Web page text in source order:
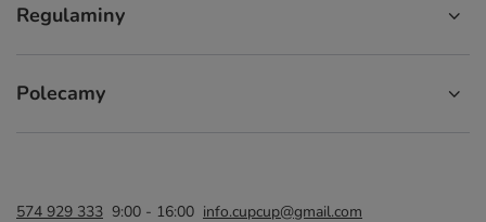
Regulaminy
Polecamy
574 929 333 9:00 - 16:00 info.cupcup@gmail.com